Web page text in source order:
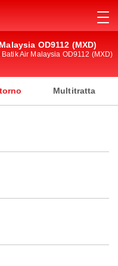
OD9112 (MXD)
Air Malaysia OD9112 (MXD)
Multitratta